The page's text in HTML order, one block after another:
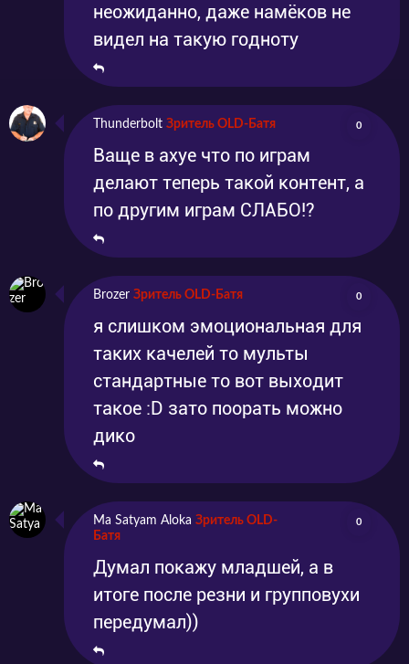
неожиданно, даже намёков не
видел на такую годноту
Thunderbolt Зритель OLD-Батя 0
Ваще в ахуе что по играм
делают теперь такой контент, а
по другим играм СЛАБО!?
Brozer Зритель OLD-Батя 0
я слишком эмоциональная для
таких качелей то мульты
стандартные то вот выходит
такое :D зато поорать можно
дико
Ma Satyam Aloka Зритель OLD-
Батя
0
Думал покажу младшей, а в
итоге после резни и групповухи
передумал))